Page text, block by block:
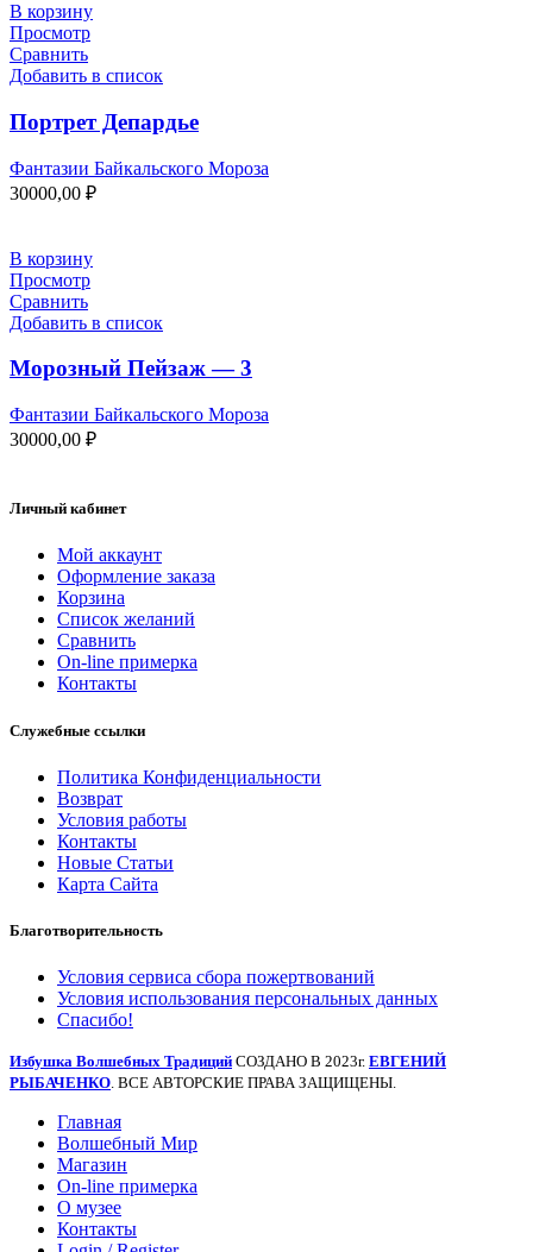
В корзину
Просмотр
Сравнить
Добавить в список
Портрет Депардье
Фантазии Байкальского Мороза
30000,00 ₽
В корзину
Просмотр
Сравнить
Добавить в список
Морозный Пейзаж — 3
Фантазии Байкальского Мороза
30000,00 ₽
Личный кабинет
Мой аккаунт
Оформление заказа
Корзина
Список желаний
Сравнить
On-line примерка
Контакты
Служебные ссылки
Политика Конфиденциальности
Возврат
Условия работы
Контакты
Новые Статьи
Карта Сайта
Благотворительность
Условия сервиса сбора пожертвований
Условия использования персональных данных
Спасибо!
Избушка Волшебных Традиций СОЗДАНО В 2023г. ЕВГЕНИЙ
РЫБАЧЕНКО. ВСЕ АВТОРСКИЕ ПРАВА ЗАЩИЩЕНЫ.
Главная
Волшебный Мир
Магазин
On-line примерка
О музее
Контакты